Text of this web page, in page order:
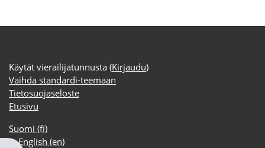
Käytät vierailijatunnusta (Kirjaudu)
Vaihda standardi-teemaan
Tietosuojaseloste
Etusivu
Suomi ‎(fi)‎
English ‎(en)‎